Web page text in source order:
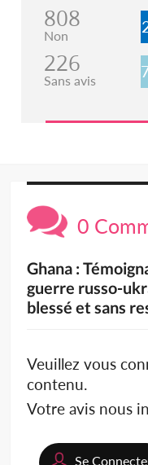
808
Non
226
Sans avis
0
Ghana :
guerre russo-
blessé et sans
Veuillez vous
contenu.
Votre avis nous
Se